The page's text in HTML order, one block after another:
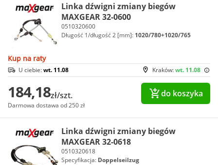
Linka dźwigni zmiany biegów
MAXGEAR 32-0600
0510320600
Długość 1/długość 2 [mm]: 1020/780+1020/765
Kup na raty
Kraków:wt. 11.08
U ciebie:wt. 11.08
184,18zł/szt.
Darmowa dostawa od 250 zł
do koszyka
Linka dźwigni zmiany biegów
MAXGEAR 32-0618
0510320618
Specyfikacja: Doppelseilzug